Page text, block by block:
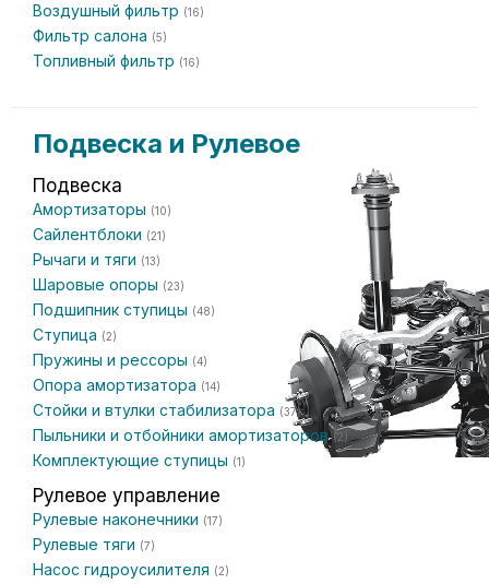
Воздушный фильтр (16)
Фильтр салона (5)
Топливный фильтр (16)
Подвеска и Рулевое
Подвеска
Амортизаторы (10)
Сайлентблоки (21)
Рычаги и тяги (13)
Шаровые опоры (23)
Подшипник ступицы (48)
Ступица (2)
Пружины и рессоры (4)
Опора амортизатора (14)
Стойки и втулки стабилизатора (37)
Пыльники и отбойники амортизаторов(2)
Комплектующие ступицы (1)
Рулевое управление
Рулевые наконечники (17)
Рулевые тяги (7)
Насос гидроусилителя (2)